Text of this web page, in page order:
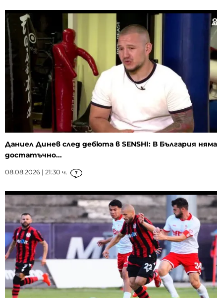
Даниел Динев след дебюта в SENSHI: В България няма
достатъчно...
08.08.2026 | 21:30 ч. 7